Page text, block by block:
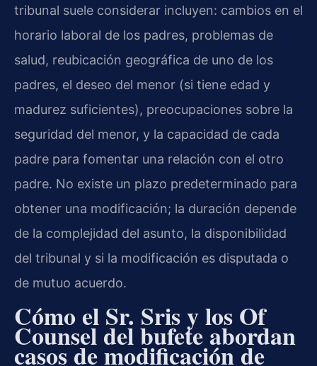
tribunal suele considerar incluyen: cambios en el
horario laboral de los padres, problemas de
salud, reubicación geográfica de uno de los
padres, el deseo del menor (si tiene edad y
madurez suficientes), preocupaciones sobre la
seguridad del menor, y la capacidad de cada
padre para fomentar una relación con el otro
padre. No existe un plazo predeterminado para
obtener una modificación; la duración depende
de la complejidad del asunto, la disponibilidad
del tribunal y si la modificación es disputada o
de mutuo acuerdo.
Cómo el Sr. Sris y los Of
Counsel del bufete abordan
casos de modificación de